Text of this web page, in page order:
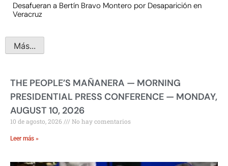
Desafueran a Bertín Bravo Montero por Desaparición en
Veracruz
Más...
THE PEOPLE’S MAÑANERA — MORNING
PRESIDENTIAL PRESS CONFERENCE — MONDAY,
AUGUST 10, 2026
10 de agosto, 2026 No hay comentarios
Leer más »